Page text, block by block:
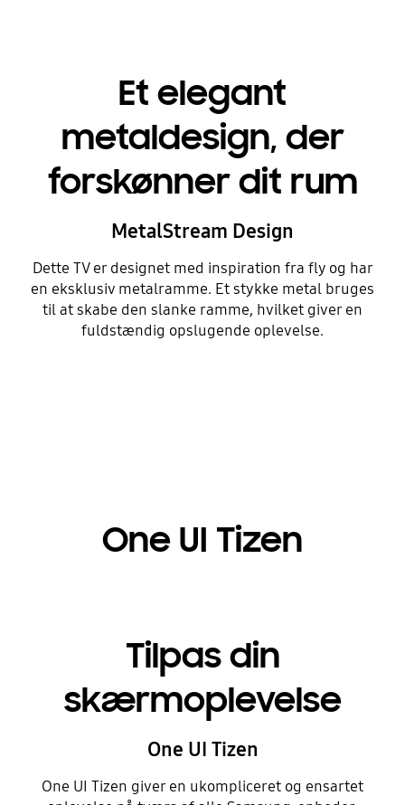
Et elegant
metaldesign, der
forskønner dit rum
MetalStream Design
Dette TV er designet med inspiration fra fly og har
en eksklusiv metalramme. Et stykke metal bruges
til at skabe den slanke ramme, hvilket giver en
fuldstændig opslugende oplevelse.
One UI Tizen
Tilpas din
skærmoplevelse
One UI Tizen
One UI Tizen giver en ukompliceret og ensartet